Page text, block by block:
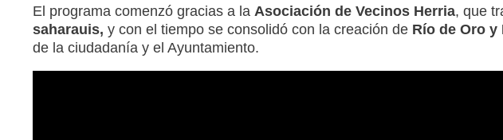
El programa comenzó gracias a la Asociación de Vecinos Herria, que
saharauis, y con el tiempo se consolidó con la creación de Río de Oro y
de la ciudadanía y el Ayuntamiento.